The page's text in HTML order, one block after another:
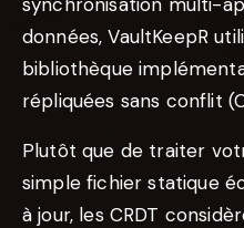
données, VaultKeepR
bibliothèque
répliquées sans conflit
Plutôt que de traiter
simple fichier statique
à jour, les CRDT